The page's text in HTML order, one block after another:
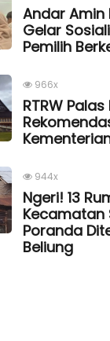
Andar Amin
Gelar
Pemilih
966x
RTRW
944x
Ngeri! 13
Kecamatan
Poranda
Beliung